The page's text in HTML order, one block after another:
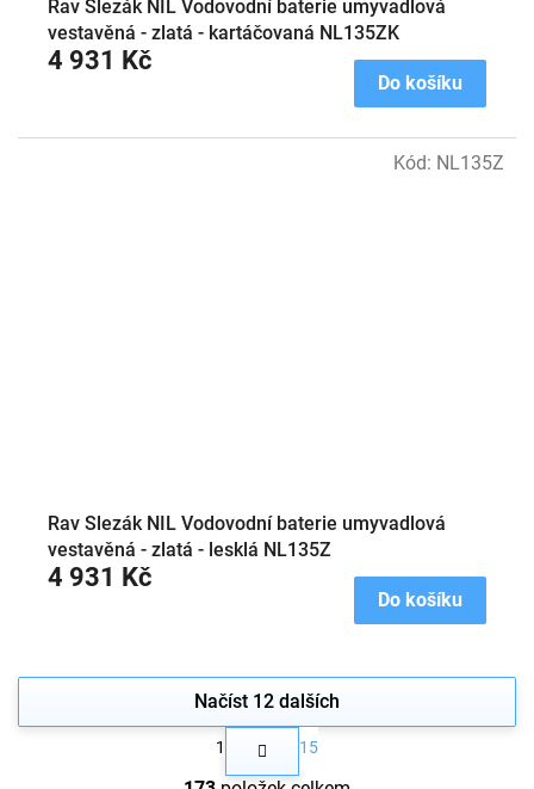
Rav Slezák NIL Vodovodní baterie umyvadlová
vestavěná - zlatá - kartáčovaná NL135ZK
4 931 Kč
Do košíku
Rav Slezák NIL Vodovodní baterie umyvadlová
vestavěná - zlatá - lesklá NL135Z
4 931 Kč
Do košíku
Kód: NL135Z
O
Načíst 12 dalších
S
t
r
1 15